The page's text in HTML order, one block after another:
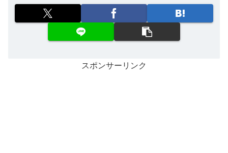
スポンサーリンク